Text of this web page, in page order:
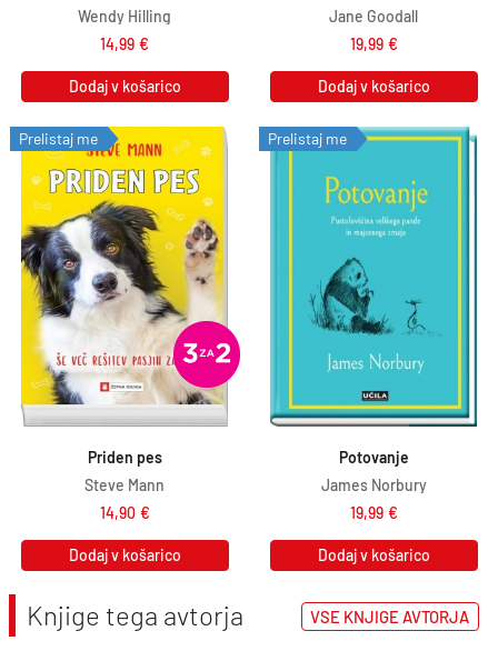
Wendy Hilling
14,99 €
Dodaj v košarico
Jane Goodall
19,99 €
Dodaj v košarico
Prelistaj me
Priden pes
Steve Mann
14,90 €
Dodaj v košarico
Prelistaj me
Potovanje
James Norbury
19,99 €
Dodaj v košarico
Knjige tega avtorja VSE KNJIGE AVTORJA